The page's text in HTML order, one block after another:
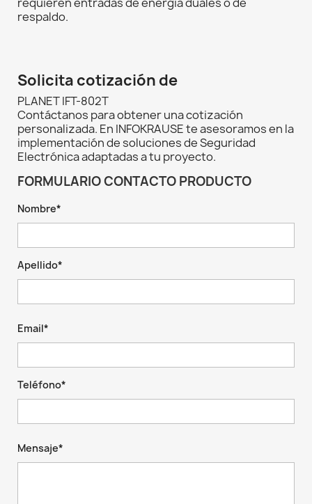
requieren entradas de energía duales o de
respaldo.
Solicita cotización de
PLANET IFT-802T
Contáctanos para obtener una cotización
personalizada. En INFOKRAUSE te asesoramos en la
implementación de soluciones de Seguridad
Electrónica adaptadas a tu proyecto.
FORMULARIO CONTACTO PRODUCTO
Nombre*
Apellido*
Email*
Teléfono*
Mensaje*